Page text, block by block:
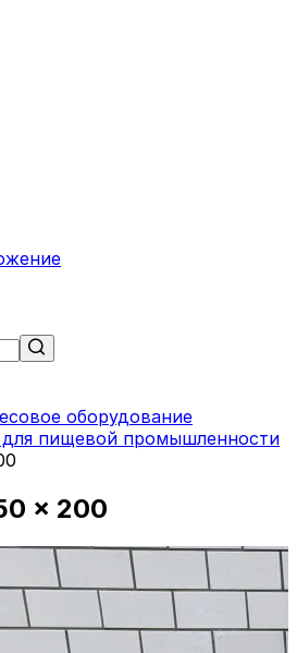
оборудование
пищевой промышленности
x 200